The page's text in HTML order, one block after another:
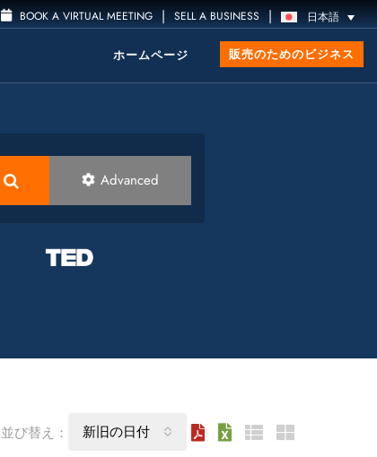
BOOK A VIRTUAL MEETING | SELL A BUSINESS | 日本語
ホームページ 販売のためのビジネス
Advanced
並び替え： 新旧の日付